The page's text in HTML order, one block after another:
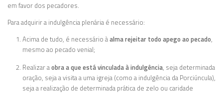
em favor dos pecadores.
Para adquirir a indulgência plenária é necessário:
Acima de tudo, é necessário àalma rejeitar todo apego ao pecado,
mesmo ao pecado venial;
Realizar aobra a que está vinculada à indulgência, seja determinada
oração, seja a visita a uma igreja (como a indulgência da Porciúncula),
seja a realização de determinada prática de zelo ou caridade